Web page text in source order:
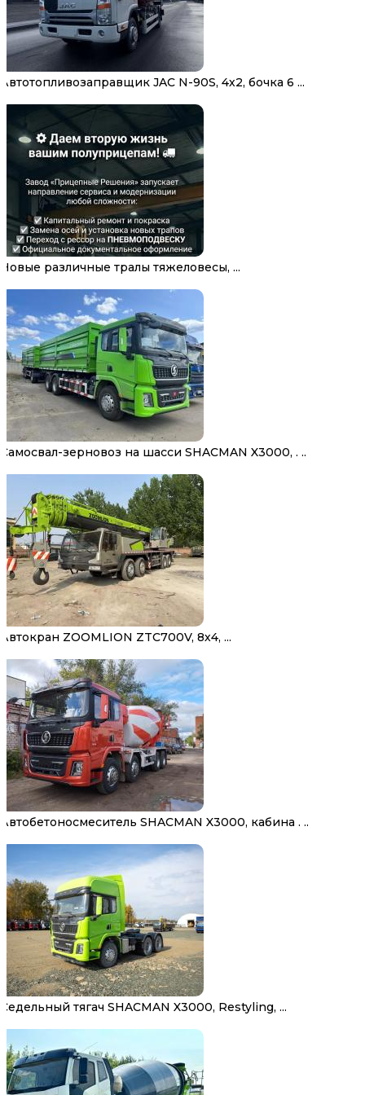
Автотопливозаправщик JAC N-90S, 4х2, бочка 6 ...
Новые различные тралы тяжеловесы, ...
Самосвал-зерновоз на шасси SHACMAN X3000, . ..
Автокран ZOOMLION ZTC700V, 8х4, ...
Автобетоносмеситель SHACMAN X3000, кабина . ..
Седельный тягач SHACMAN X3000, Restyling, ...